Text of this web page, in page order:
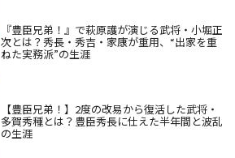
『豊臣兄弟！』で萩原護が演じる武将・小堀正
次とは？秀長・秀吉・家康が重用、“出家を重
ねた実務派”の生涯
【豊臣兄弟！】2度の改易から復活した武将・
多賀秀種とは？豊臣秀長に仕えた半年間と波乱
の生涯